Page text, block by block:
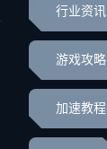
行业资讯
游戏攻略
加速教程